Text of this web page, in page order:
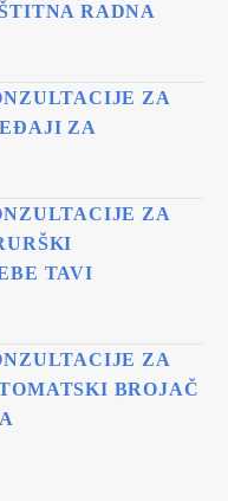
RADNA
ZA
ZA
ZA
TAVI
ZA
BROJAČ